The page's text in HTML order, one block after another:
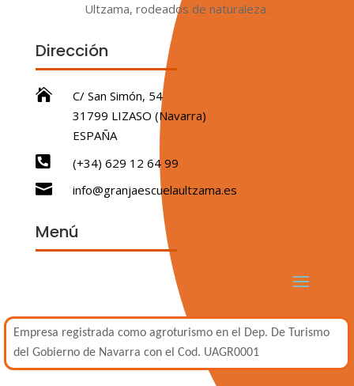
Ultzama, rodeados de naturaleza.
Dirección

C/ San Simón, 54
31799 LIZASO (Navarra)
ESPAÑA
 (+34) 629 12 64 99
 info@granjaescuelaultzama.es
Menú
Empresa registrada como agroturismo en el Dep. De Turismo
del Gobierno de Navarra con el Cod. UAGR0001